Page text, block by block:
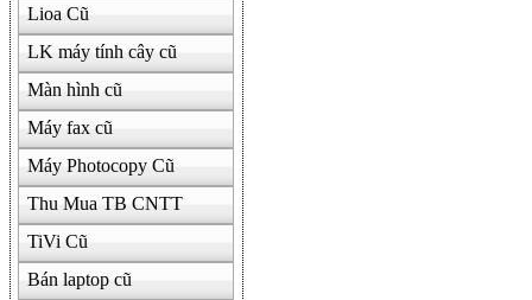
Lioa Cũ
LK máy tính cây cũ
Màn hình cũ
Máy fax cũ
Máy Photocopy Cũ
Thu Mua TB CNTT
TiVi Cũ
Bán laptop cũ